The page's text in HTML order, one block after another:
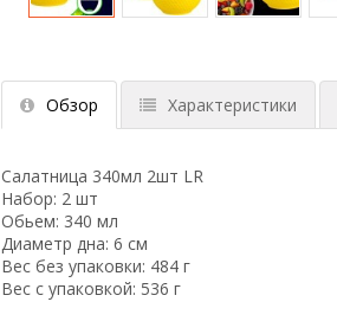
Обзор Характеристики
Салатница 340мл 2шт LR
Набор: 2 шт
Обьем: 340 мл
Диаметр дна: 6 см
Вес без упаковки: 484 г
Вес с упаковкой: 536 г